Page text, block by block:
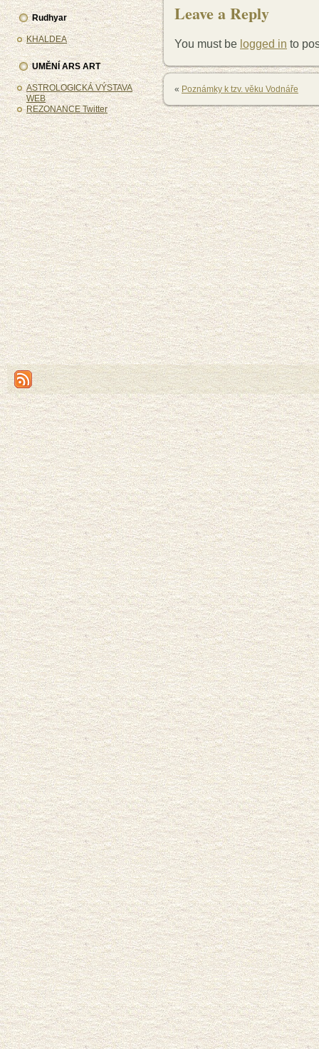
Rudhyar
KHALDEA
UMĚNÍ ARS ART
ASTROLOGICKÁ VÝSTAVA
WEB
REZONANCE Twitter
Leave a Reply
You must be logged in to
« Poznámky k tzv. věku Vodnáře